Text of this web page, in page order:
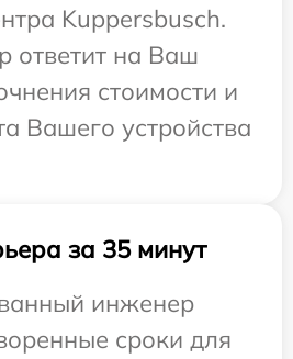
Kuppersbusch.
ответит на Ваш
стоимости и
Вашего устройства
за 35 минут
инженер
сроки для